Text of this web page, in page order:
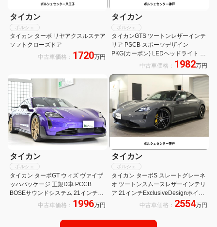
タイカン
ポルシェ
タイカン ターボ リヤアクスルステア
ソフトクローズドア
中古車価格： 1720万円
タイカン
ポルシェ
タイカンGTS ツートンレザーインテ
リア PSCB スポーツデザイン
PKG(カーボン) LEDヘッドライト 21
インチミッションデザインホイール
ム リアアクスルステアリング
中古車価格： 1982万円
タイカン
ポルシェ
タイカン ターボGT ウィズ ヴァイザ
ッハパッケージ 正規D車 PCCB
BOSEサウンドシステム 21インチ
TurboGT鍛造軽量ホイール カーボン
製フルバケットシート カーボンドア
シルガード 右ハンドル 保証継承R10
中古車価格： 1996万円
タイカン
ポルシェ
タイカン ターボS スレートグレーネ
オ ツートンスムースレザーインテリ
ア 21インチExclusiveDesignホイー
ル ハイグロスブラック塗装ホイール
固定式パノラミックルーフ 4ゾーン
クライメントコントロール
中古車価格： 2554万円